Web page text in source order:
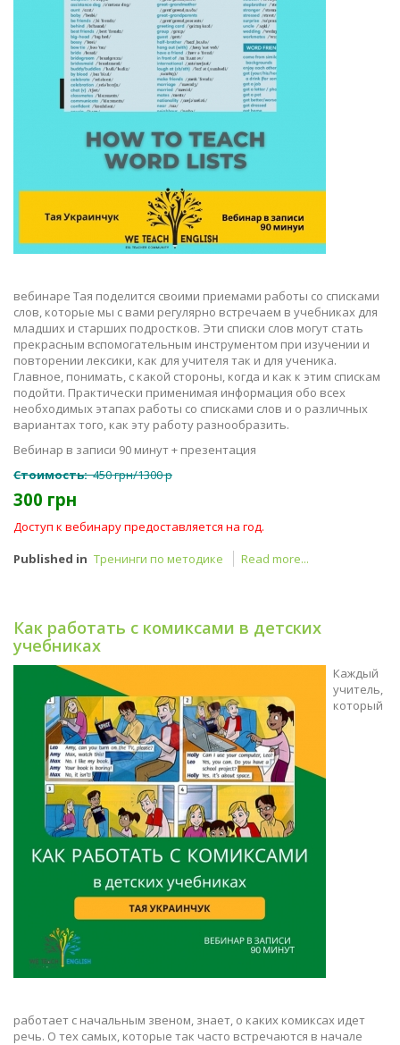
вебинаре Тая поделится своими приемами работы со списками
слов, которые мы с вами регулярно встречаем в учебниках для
младших и старших подростков. Эти списки слов могут стать
прекрасным вспомогательным инструментом при изучении и
повторении лексики, как для учителя так и для ученика.
Главное, понимать, с какой стороны, когда и как к этим спискам
подойти. Практически применимая информация обо всех
необходимых этапах работы со списками слов и о различных
вариантах того, как эту работу разнообразить.
Вебинар в записи 90 минут + презентация
Стоимость:450 грн/1300 р
300 грн
Доступ к вебинару предоставляется на год.
Published in Тренинги по методике Read more...
Как работать с комиксами в детских
учебниках
Каждый
учитель,
который
работает с начальным звеном, знает, о каких комиксах идет
речь. О тех самых, которые так часто встречаются в начале